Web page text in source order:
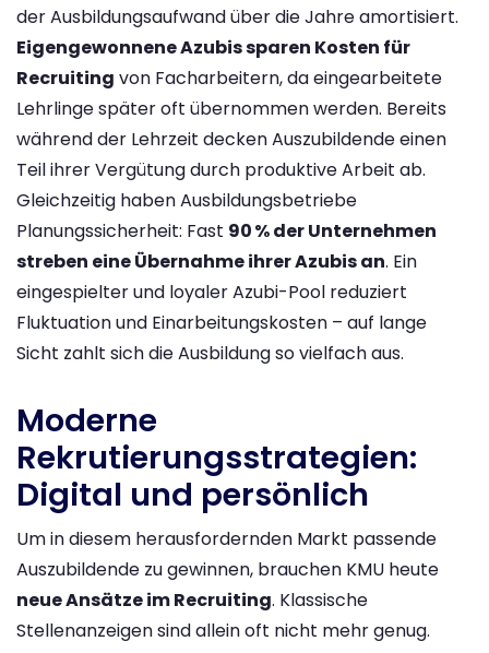
der Ausbildungsaufwand über die Jahre amortisiert.
Eigengewonnene Azubis sparen Kosten für
Recruiting von Facharbeitern, da eingearbeitete
Lehrlinge später oft übernommen werden. Bereits
während der Lehrzeit decken Auszubildende einen
Teil ihrer Vergütung durch produktive Arbeit ab​.
Gleichzeitig haben Ausbildungsbetriebe
Planungssicherheit: Fast 90 % der Unternehmen
streben eine Übernahme ihrer Azubis an. Ein
eingespielter und loyaler Azubi-Pool reduziert
Fluktuation und Einarbeitungskosten – auf lange
Sicht zahlt sich die Ausbildung so vielfach aus​.
Moderne
Rekrutierungsstrategien:
Digital und persönlich
Um in diesem herausfordernden Markt passende
Auszubildende zu gewinnen, brauchen KMU heute
neue Ansätze im Recruiting. Klassische
Stellenanzeigen sind allein oft nicht mehr genug.